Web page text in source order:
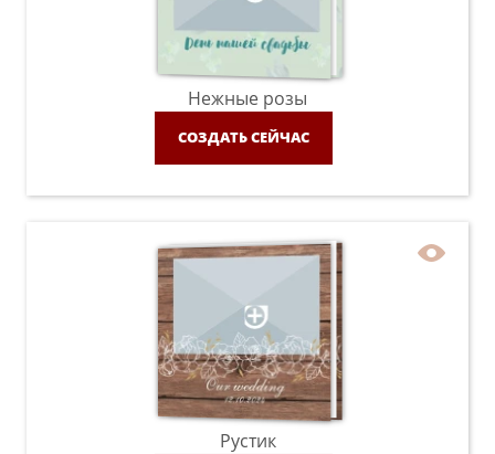
Нежные розы
СОЗДАТЬ СЕЙЧАС
Рустик